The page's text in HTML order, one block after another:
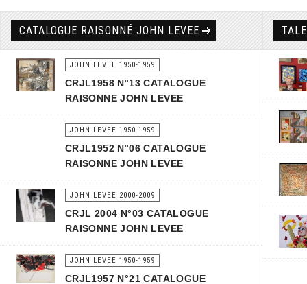
CATALOGUE RAISONNÉ JOHN LEVEE
JOHN LEVEE 1950-1959
CRJL1958 N°13 CATALOGUE
RAISONNE JOHN LEVEE
JOHN LEVEE 1950-1959
CRJL1952 N°06 CATALOGUE
RAISONNE JOHN LEVEE
JOHN LEVEE 2000-2009
CRJL 2004 N°03 CATALOGUE
RAISONNE JOHN LEVEE
JOHN LEVEE 1950-1959
CRJL1957 N°21 CATALOGUE